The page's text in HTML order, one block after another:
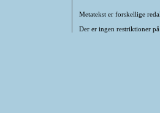
Metatekst er forskellige
Der er ingen restriktioner